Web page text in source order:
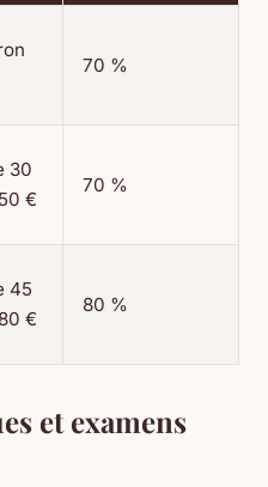
70 %
30
€
70 %
45
€
80 %
et examens